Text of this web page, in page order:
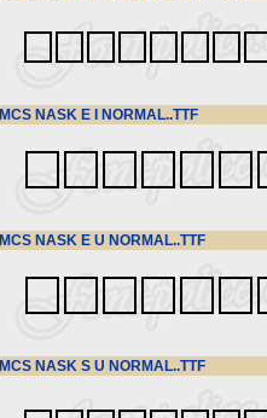
MCS NASK E I NORMAL..TTF
MCS NASK E U NORMAL..TTF
MCS NASK S U NORMAL..TTF